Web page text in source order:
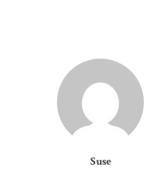
Suse